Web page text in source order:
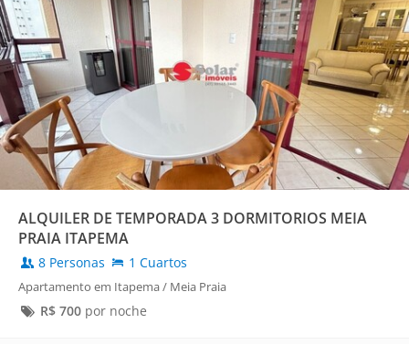
ALQUILER DE TEMPORADA 3 DORMITORIOS MEIA
PRAIA ITAPEMA
8 Personas 1 Cuartos
Apartamento em Itapema / Meia Praia
R$ 700por noche